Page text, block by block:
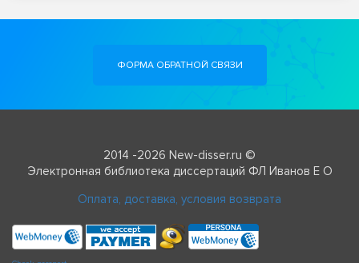
ФОРМА ОБРАТНОЙ СВЯЗИ
2014 -2026 New-disser.ru ©
Электронная библиотека диссертаций ФЛ Иванов Е О
Оплата, доставка, условия возврата